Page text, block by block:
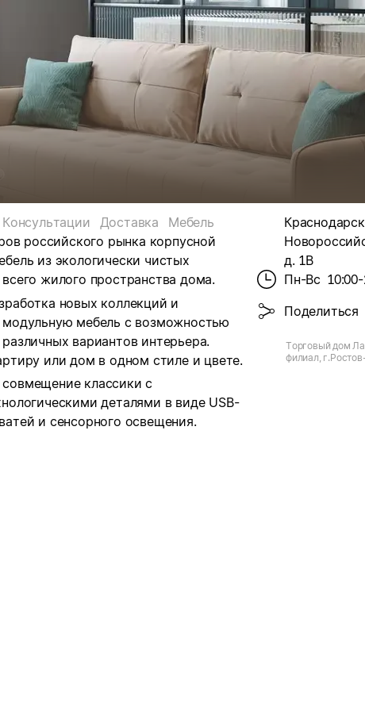
Консультации Доставка
Мебель
российского рынка корпусной
из экологически чистых
жилого пространства дома.
новых коллекций и
мебель с возможностью
вариантов интерьера.
или дом в одном стиле и цвете.
классики с
деталями в виде USB-
и сенсорного освещения.
д. 1В
Пн-Вс
Поделиться
Торговый дом
филиал,